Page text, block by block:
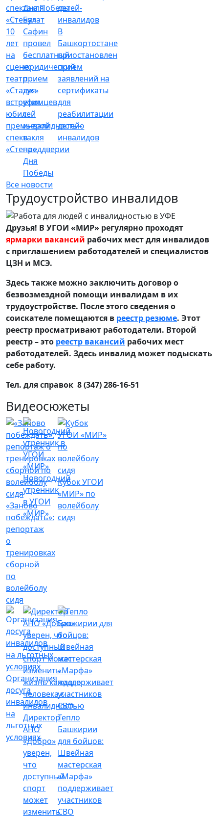
10
лет
на
сцене:
театр
«Статус»
встретил
юбилей
премьерой
спектакля
«Стена»
Булат
Сафин
провел
бесплатный
юридический
прием
для
уфимцев
с
инвалидностью
в
преддверии
Дня
Победы
В
Башкортостане
приостановлен
прием
заявлений на
сертификаты
для
реабилитации
детей-
инвалидов
Все новости
Трудоустройство инвалидов
Друзья! В УГОИ «МИР» регулярно проходят
ярмарки вакансий рабочих мест для инвалидов
с приглашением работодателей и специалистов
ЦЗН и МСЭ.
Здесь также можно заключить договор о
безвозмездной помощи инвалидам в их
трудоустройстве. После этого сведения о
соискателе помещаются в реестр резюме. Этот
реестр просматривают работодатели. Второй
реестр – это реестр вакансий рабочих мест
работодателей. Здесь инвалид может подыскать
себе работу.
Тел. для справок 8 (347) 286-16-51
Видеосюжеты
«Заново
побеждать»:
репортаж
о
тренировках
сборной
по
волейболу
сидя
Новогодний
утренник
в УГОИ
«МИР»
Кубок УГОИ
«МИР» по
волейболу
сидя
Организация
досуга
инвалидов
на
льготных
условиях
Директор
АНО
«Добро»
уверен,
что
доступный
спорт
может
изменить
Тепло
Башкирии
для бойцов:
Швейная
мастерская
«Марфа»
поддерживает
участников
СВО